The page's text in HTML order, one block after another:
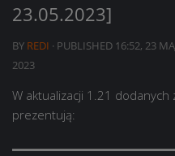
23.05.2023]
BY REDI · PUBLISHED 16:52, 23
2023
W aktualizacji 1.21 dodanych
prezentują: